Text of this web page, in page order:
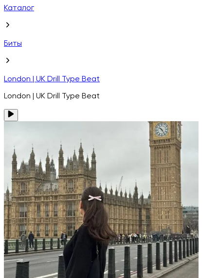
Каталог
Биты
London | UK Drill Type Beat
London | UK Drill Type Beat